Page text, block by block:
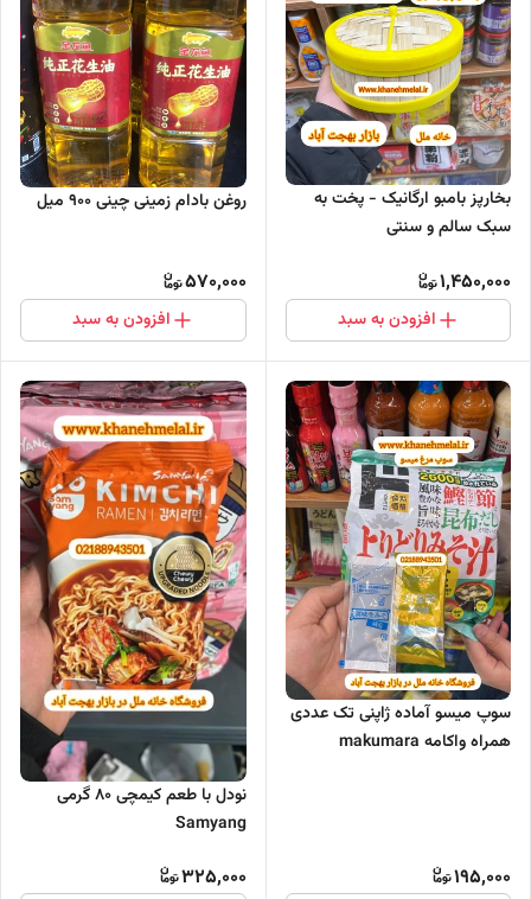
بخارپز بامبو ارگانیک - پخت به
سبک سالم و سنتی
1,450,000
افزودن به سبد
روغن بادام زمینی چینی 900 میل
570,000
افزودن به سبد
سوپ میسو آماده ژاپنی تک عددی
همراه واکامه makumara
195,000
نودل با طعم کیمچی 80 گرمی
Samyang
325,000